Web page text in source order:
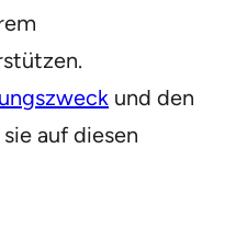
und den
auf diesen